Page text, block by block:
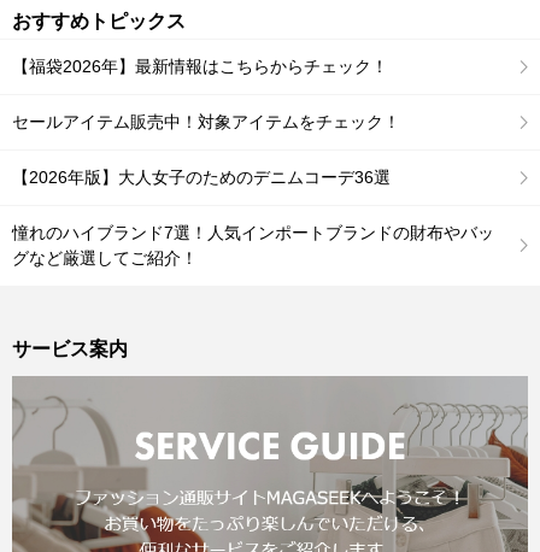
おすすめトピックス
【福袋2026年】最新情報はこちらからチェック！
セールアイテム販売中！対象アイテムをチェック！
【2026年版】大人女子のためのデニムコーデ36選
憧れのハイブランド7選！人気インポートブランドの財布やバッ
グなど厳選してご紹介！
サービス案内